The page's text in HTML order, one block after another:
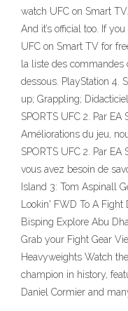
watch UFC on Smart
And it’s official too. If
UFC on Smart TV for
la liste des commandes
dessous. PlayStation 4.
up; Grappling;
SPORTS UFC 2. Par EA
Améliorations du jeu,
SPORTS UFC 2. Par EA
vous avez besoin de
Island 3: Tom Aspinall
Lookin' FWD To A
Bisping Explore Abu
Grab your Fight Gear
Heavyweights Watch
champion in history,
Daniel Cormier and